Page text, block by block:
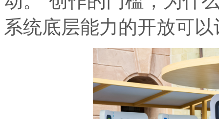
系统底层能力的开放可